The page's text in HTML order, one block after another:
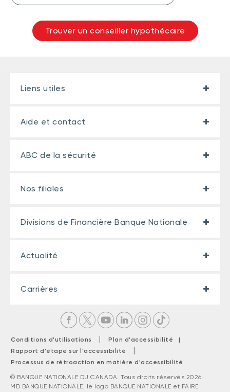
Trouver un conseiller hypothécaire
Liens utiles
Aide et contact
ABC de la sécurité
Nos filiales
Divisions de Financière Banque Nationale
Actualité
Carrières
Conditions d'utilisations |
Plan d'accessibilité |
Rapport d'étape sur l'accessibilité
|
Processus de rétroaction en matière d'accessibilité
© BANQUE NATIONALE DU CANADA. Tous droits réservés 2026.
MD BANQUE NATIONALE, le logo BANQUE NATIONALE et FAIRE.